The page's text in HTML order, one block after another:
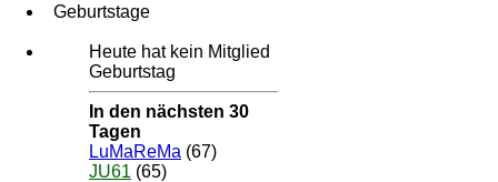
Geburtstage
Heute hat kein Mitglied
Geburtstag
In den nächsten 30
Tagen
LuMaReMa (67)
JU61 (65)